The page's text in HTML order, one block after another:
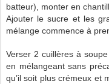
batteur), monter en
Ajouter le sucre et les
mélange commence à
Verser 2 cuillères à
en mélangeant sans
qu’il soit plus crémeux et